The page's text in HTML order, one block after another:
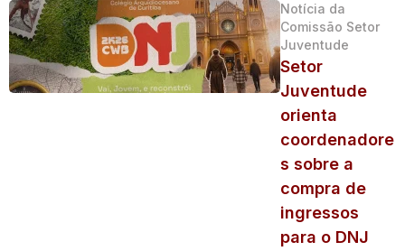
Notícia da
Comissão Setor
Juventude
Setor
Juventude
orienta
coordenadore
s sobre a
compra de
ingressos
para o DNJ